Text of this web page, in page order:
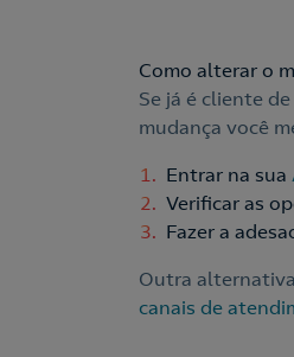
Como alterar o
Se já é cliente
mudança você
Entrar na sua
Verificar as
Fazer a
Outra
canais de